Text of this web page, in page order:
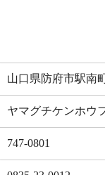
山口県防府市駅南
ヤマグチケンホウ
747-0801